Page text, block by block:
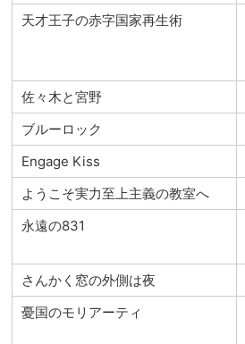
天才王子の赤字国家再生術
佐々木と宮野
ブルーロック
Engage Kiss
ようこそ実力至上主義の教室へ
永遠の831
さんかく窓の外側は夜
憂国のモリアーティ